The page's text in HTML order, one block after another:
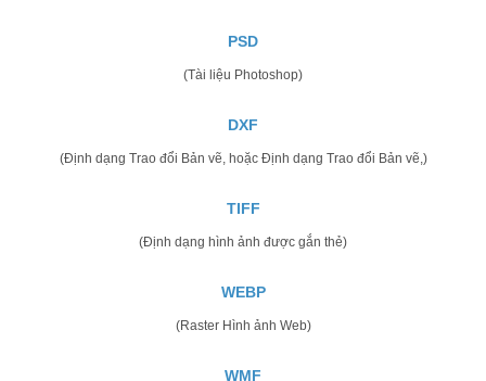
PSD
(Tài liệu Photoshop)
DXF
(Định dạng Trao đổi Bản vẽ, hoặc Định dạng Trao đổi Bản vẽ,)
TIFF
(Định dạng hình ảnh được gắn thẻ)
WEBP
(Raster Hình ảnh Web)
WMF